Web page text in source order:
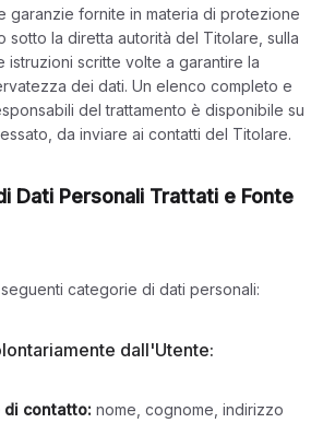
garanzie fornite in materia di protezione
sotto la diretta autorità del Titolare, sulla
istruzioni scritte volte a garantire la
dei dati. Un elenco completo e
del trattamento è disponibile su
da inviare ai contatti del Titolare.
Dati Personali Trattati e Fonte
categorie di dati personali:
dall'Utente:
di contatto: nome, cognome, indirizzo